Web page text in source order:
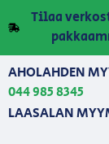
Tilaa
AHOLAHDEN
044 985 8345
LAASALAN